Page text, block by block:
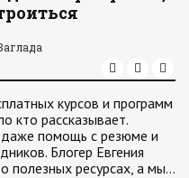
курсов и программ
кто рассказывает.
даже помощь с резюме и
Блогер Евгения
полезных ресурсах, а мы…